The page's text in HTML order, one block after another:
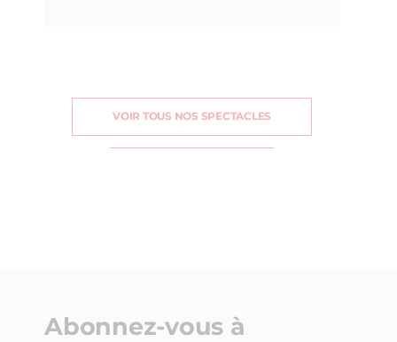
VOIR TOUS NOS SPECTACLES
Abonnez-vous à